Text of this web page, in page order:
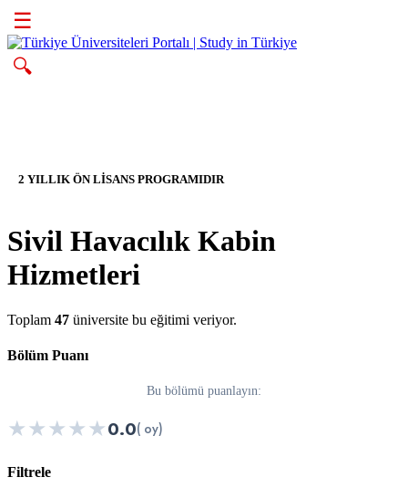
☰
🔍
2 YILLIK ÖN LİSANS PROGRAMIDIR
Sivil Havacılık Kabin
Hizmetleri
Toplam 47 üniversite bu eğitimi veriyor.
Bölüm Puanı
Bu bölümü puanlayın:
★★★★★0.0( oy)
Filtrele